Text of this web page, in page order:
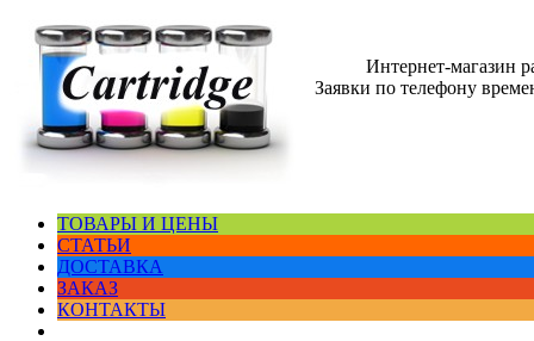
Интернет-магазин
Заявки по телефону
ТОВАРЫ И ЦЕНЫ
СТАТЬИ
ДОСТАВКА
ЗАКАЗ
КОНТАКТЫ